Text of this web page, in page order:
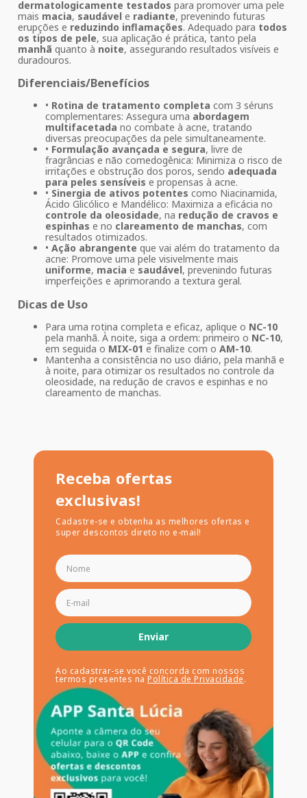
dermatologicamente testados para promover uma pele
mais macia, saudável e radiante, prevenindo futuras
erupções e reduzindo inflamações. Adequado para todos
os tipos de pele, sua aplicação é prática, tanto pela
manhã quanto à noite, assegurando resultados visíveis e
duradouros.
Diferenciais/Benefícios
• Rotina de tratamento completa com 3 séruns
complementares: Assegura uma abordagem
multifacetada no combate à acne, tratando
diversas preocupações da pele simultaneamente.
• Formulação avançada e segura, livre de
fragrâncias e não comedogênica: Minimiza o risco de
irritações e obstrução dos poros, sendo adequada
para peles sensíveis e propensas à acne.
• Sinergia de ativos potentes como Niacinamida,
Ácido Glicólico e Mandélico: Maximiza a eficácia no
controle da oleosidade, na redução de cravos e
espinhas e no clareamento de manchas, com
resultados otimizados.
• Ação abrangente que vai além do tratamento da
acne: Promove uma pele visivelmente mais
uniforme, macia e saudável, prevenindo futuras
imperfeições e aprimorando a textura geral.
Dicas de Uso
Para uma rotina completa e eficaz, aplique o NC-10
pela manhã. À noite, siga a ordem: primeiro o NC-10,
em seguida o MIX-01 e finalize com o AM-10.
Mantenha a consistência no uso diário, pela manhã e
à noite, para otimizar os resultados no controle da
oleosidade, na redução de cravos e espinhas e no
clareamento de manchas.
Receba ofertas
exclusivas!
Cadastre-se e obtenha as melhores ofertas e
super descontos direto no e-mail!
Enviar
Ao cadastrar-se você concorda com nossos
termos presentes na Política de Privacidade.